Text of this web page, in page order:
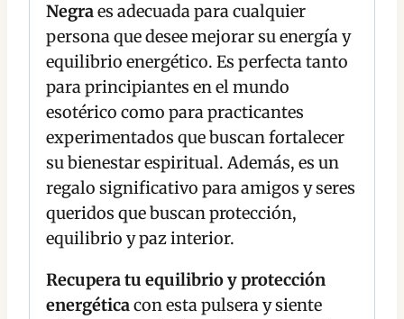
Negraes adecuada para cualquier
persona que desee mejorar su energía y
equilibrio energético. Es perfecta tanto
para principiantes en el mundo
esotérico como para practicantes
experimentados que buscan fortalecer
su bienestar espiritual. Además, es un
regalo significativo para amigos y seres
queridos que buscan protección,
equilibrio y paz interior.
Recupera tu equilibrio y protección
energéticacon esta pulsera y siente